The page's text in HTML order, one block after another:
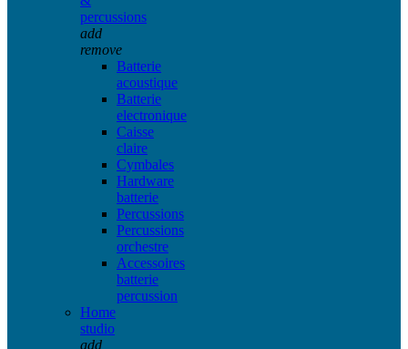
percussions
add
remove
Batterie
acoustique
Batterie
electronique
Caisse
claire
Cymbales
Hardware
batterie
Percussions
Percussions
orchestre
Accessoires
batterie
percussion
Home
studio
add